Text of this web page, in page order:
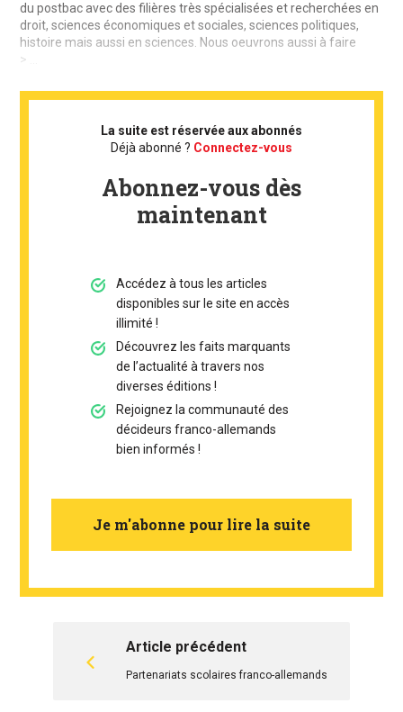
du postbac avec des filières très spécialisées et recherchées en
droit, sciences économiques et sociales, sciences politiques,
histoire mais aussi en sciences. Nous oeuvrons aussi à faire
> ...
La suite est réservée aux abonnés
Déjà abonné ? Connectez-vous
Abonnez-vous dès
maintenant
Accédez à tous les articles
disponibles sur le site en accès
illimité !
Découvrez les faits marquants
de l’actualité à travers nos
diverses éditions !
Rejoignez la communauté des
décideurs franco-allemands
bien informés !
Je m'abonne pour lire la suite
Article précédent
Partenariats scolaires franco-allemands